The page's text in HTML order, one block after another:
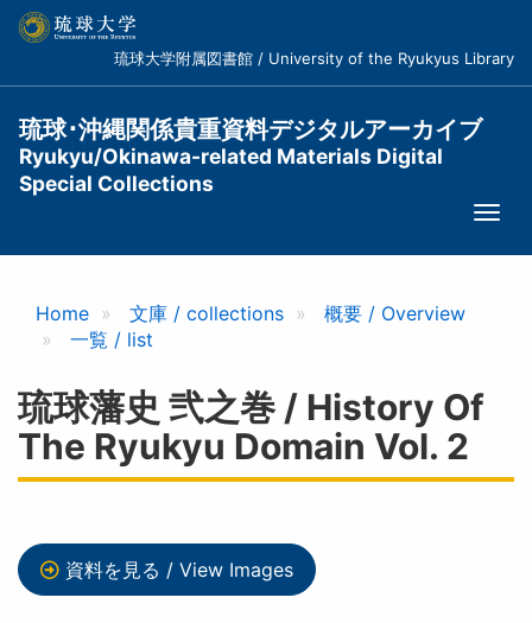
コ
琉球大学附属図書館 / University of the Ryukyus Library
琉球･沖縄関係貴重資料デジタルアーカイブ
Ryukyu/Okinawa-related Materials Digital
Special Collections
Home 文庫 / collections
概要 / Overview
一覧 / list
琉球藩史 弐之巻 / History Of
The Ryukyu Domain Vol. 2
資料を見る / View Images